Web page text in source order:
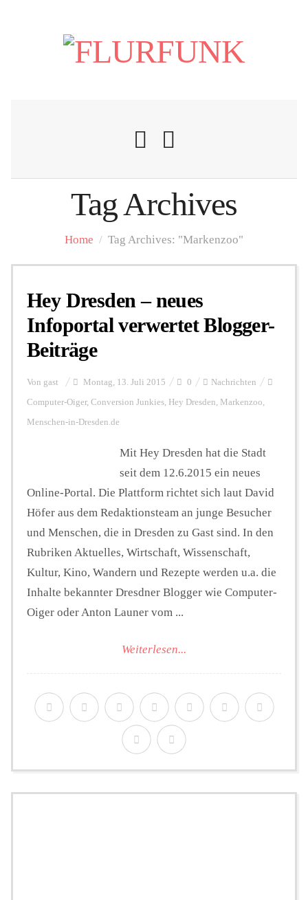
Nachrichten
Flurschelte
Personalien
FUNKTURM-Beiträge
Podcast
Seminare
Unterstützen
Tag Archives
Home / Tag Archives: "Markenzoo"
Hey Dresden – neues
Infoportal verwertet Blogger-
Beiträge
Von gast Montag, 13. Juli 2015 0 Nachrichten
Computer-Oiger, Conversion Junkies, Hey Dresden, Markenzoo,
Menschen-in-Dresden.de
Mit Hey Dresden hat die Stadt
seit dem 12.6.2015 ein neues
Online-Portal. Die Plattform richtet sich laut David
Höfer aus dem Redaktionsteam an junge Besucher
und Menschen, die in Dresden zu Gast sind. In den
Rubriken Aktuelles, Wirtschaft, Wissenschaft,
Kultur, Kino, Wandern und Rezepte werden u.a. die
Inhalte bekannter Dresdner Blogger wie Computer-
Oiger oder Anton Launer vom ...
Weiterlesen...